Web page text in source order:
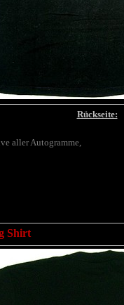
Rückseite:
aller Autogramme,
Shirt